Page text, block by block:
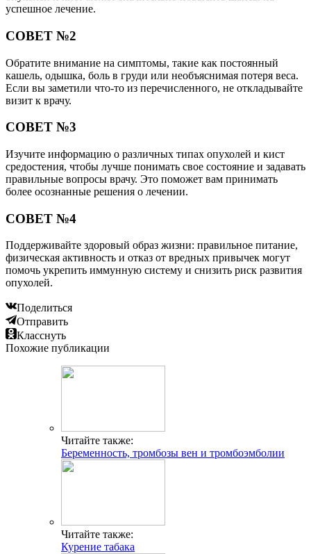
успешное лечение.
СОВЕТ №2
Обратите внимание на симптомы, такие как постоянный
кашель, одышка, боль в груди или необъяснимая потеря веса.
Если вы заметили что-то из перечисленного, не откладывайте
визит к врачу.
СОВЕТ №3
Изучите информацию о различных типах опухолей и кист
средостения, чтобы лучше понимать свое состояние и задавать
правильные вопросы врачу. Это поможет вам принимать
более осознанные решения о лечении.
СОВЕТ №4
Поддерживайте здоровый образ жизни: правильное питание,
физическая активность и отказ от вредных привычек могут
помочь укрепить иммунную систему и снизить риск развития
опухолей.
Поделиться
Отправить
Класснуть
Похожие публикации
Читайте также:
Беременность, тромбозы вен и тромбоэмболии
Читайте также:
Курение табака